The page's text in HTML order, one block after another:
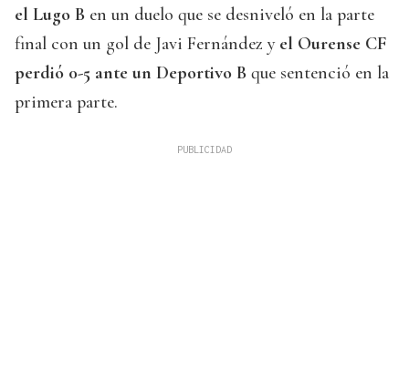
el Lugo B en un duelo que se desniveló en la parte
final con un gol de Javi Fernández yel Ourense CF
perdió 0-5 ante un Deportivo B que sentenció en la
primera parte.